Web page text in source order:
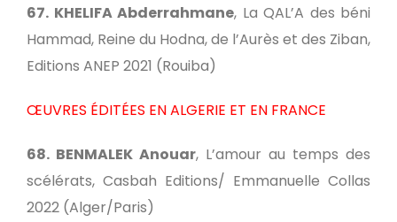
67. KHELIFA Abderrahmane, La QAL’A des béni
Hammad, Reine du Hodna, de l’Aurès et des Ziban,
Editions ANEP 2021 (Rouiba)
ŒUVRES ÉDITÉES EN ALGERIE ET EN FRANCE
68. BENMALEK Anouar, L’amour au temps des
scélérats, Casbah Editions/ Emmanuelle Collas
2022 (Alger/Paris)